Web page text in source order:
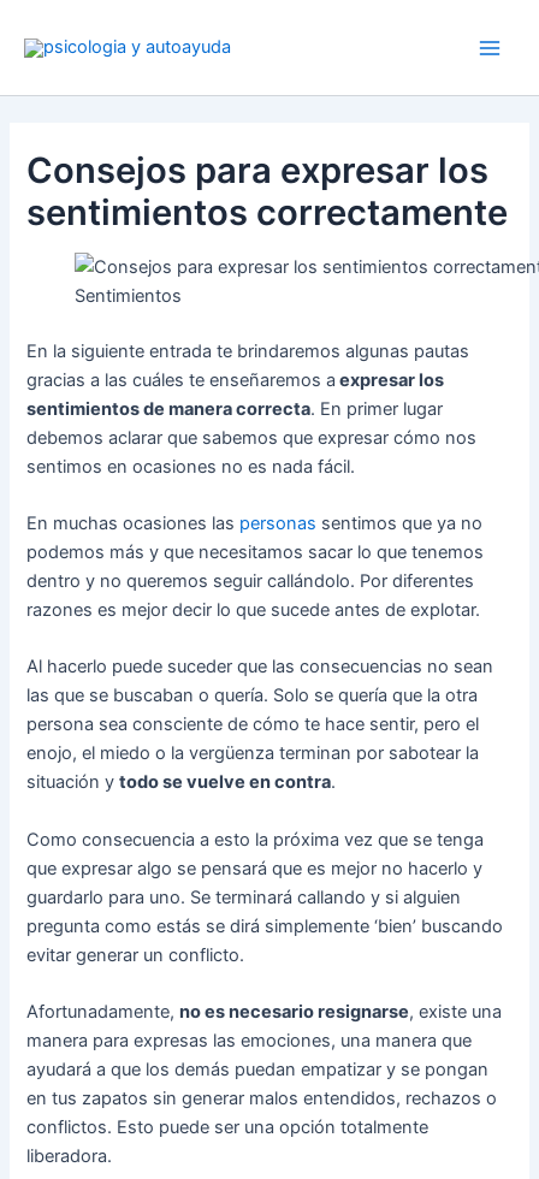
Consejos para expresar los
sentimientos correctamente
Sentimientos
En la siguiente entrada te brindaremos algunas pautas
gracias a las cuáles te enseñaremos a expresar los
sentimientos de manera correcta. En primer lugar
debemos aclarar que sabemos que expresar cómo nos
sentimos en ocasiones no es nada fácil.
En muchas ocasiones las personas sentimos que ya no
podemos más y que necesitamos sacar lo que tenemos
dentro y no queremos seguir callándolo. Por diferentes
razones es mejor decir lo que sucede antes de explotar.
Al hacerlo puede suceder que las consecuencias no sean
las que se buscaban o quería. Solo se quería que la otra
persona sea consciente de cómo te hace sentir, pero el
enojo, el miedo o la vergüenza terminan por sabotear la
situación ytodo se vuelve en contra.
Como consecuencia a esto la próxima vez que se tenga
que expresar algo se pensará que es mejor no hacerlo y
guardarlo para uno. Se terminará callando y si alguien
pregunta como estás se dirá simplemente ‘bien’ buscando
evitar generar un conflicto.
Afortunadamente,no es necesario resignarse, existe una
manera para expresas las emociones, una manera que
ayudará a que los demás puedan empatizar y se pongan
en tus zapatos sin generar malos entendidos, rechazos o
conflictos. Esto puede ser una opción totalmente
liberadora.